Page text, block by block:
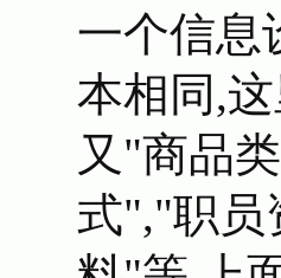
一个信息
本相同,
又"商品
式","职员